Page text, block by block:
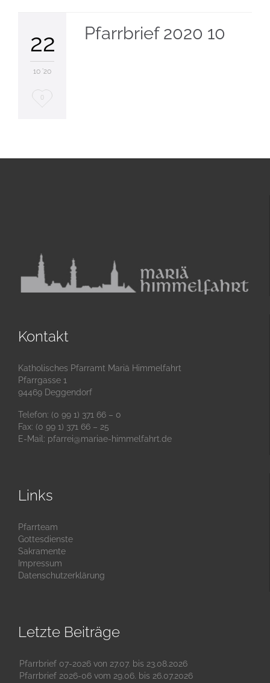
22
10 '20
Love
0
Pfarrbrief 2020 10
Kontakt
Katholisches Pfarramt Mariä Himmelfahrt
Pfarrgasse 1
94469 Deggendorf
Telefon: (0 99 1) 371 66 – 0
Fax: (0 99 1) 371 66 – 25
E-Mail: pfarrei@mariae-himmelfahrt.de
Links
Pfarrteam
Gottesdienste
Sakramente
Impressum
Datenschutzerklärung
Letzte Beiträge
Pfarrbrief 07-2026 von 27.07. bis 23.08.2026
Pfarrbrief 2026-06 vom 29.06. bis 26.07.2026